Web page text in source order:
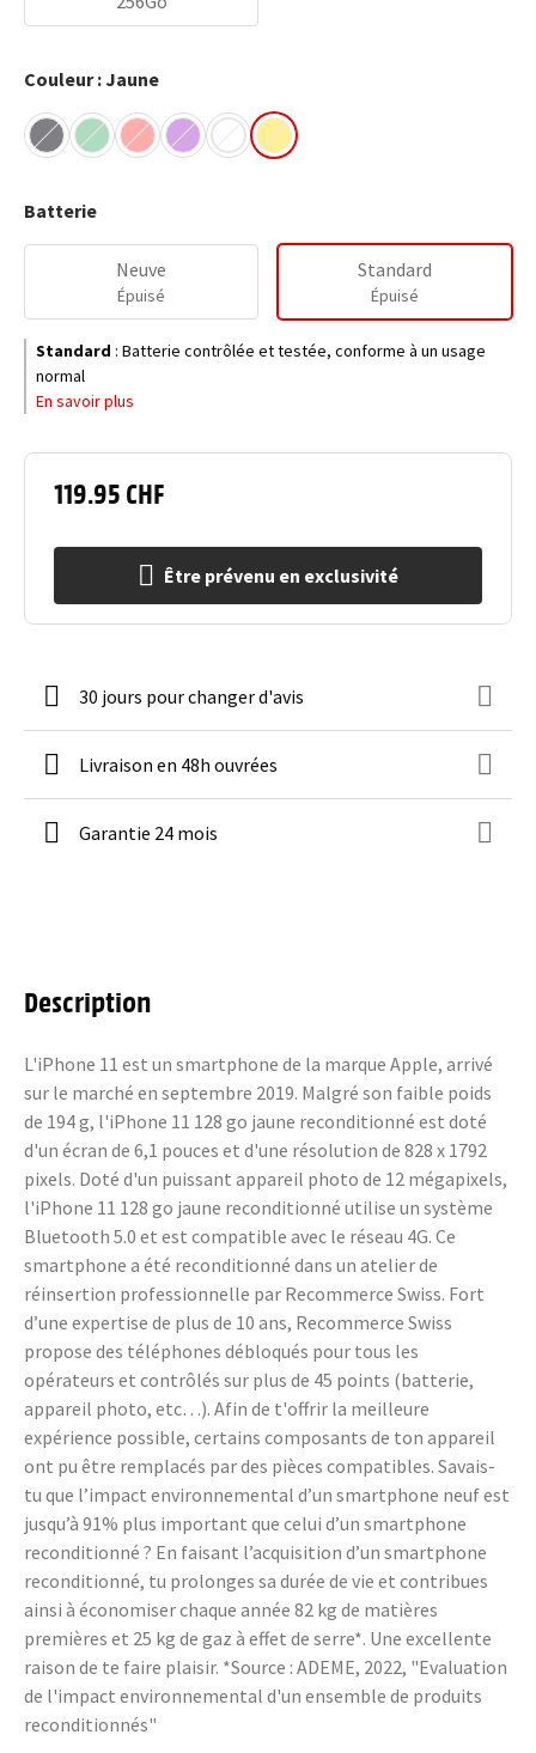
119.95 CHF
Être prévenu en exclusivité
Couleur : Jaune
Batterie
Neuve
Épuisé
Standard
Épuisé
Standard : Batterie contrôlée et testée, conforme à un usage
normal
En savoir plus
30 jours pour changer d'avis
Livraison en 48h ouvrées
Garantie 24 mois
Description
L'iPhone 11 est un smartphone de la marque Apple, arrivé
sur le marché en septembre 2019. Malgré son faible poids
de 194 g, l'iPhone 11 128 go jaune reconditionné est doté
d'un écran de 6,1 pouces et d'une résolution de 828 x 1792
pixels. Doté d'un puissant appareil photo de 12 mégapixels,
l'iPhone 11 128 go jaune reconditionné utilise un système
Bluetooth 5.0 et est compatible avec le réseau 4G. Ce
smartphone a été reconditionné dans un atelier de
réinsertion professionnelle par Recommerce Swiss. Fort
d’une expertise de plus de 10 ans, Recommerce Swiss
propose des téléphones débloqués pour tous les
opérateurs et contrôlés sur plus de 45 points (batterie,
appareil photo, etc…). Afin de t'offrir la meilleure
expérience possible, certains composants de ton appareil
ont pu être remplacés par des pièces compatibles. Savais-
tu que l’impact environnemental d’un smartphone neuf est
jusqu’à 91% plus important que celui d’un smartphone
reconditionné ? En faisant l’acquisition d’un smartphone
reconditionné, tu prolonges sa durée de vie et contribues
ainsi à économiser chaque année 82 kg de matières
premières et 25 kg de gaz à effet de serre*. Une excellente
raison de te faire plaisir. *Source : ADEME, 2022, "Evaluation
de l'impact environnemental d'un ensemble de produits
reconditionnés"